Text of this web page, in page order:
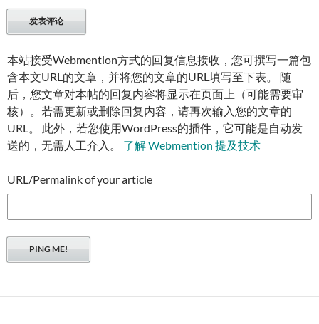
本站接受Webmention方式的回复信息接收，您可撰写一篇包
含本文URL的文章，并将您的文章的URL填写至下表。 随
后，您文章对本帖的回复内容将显示在页面上（可能需要审
核）。若需更新或删除回复内容，请再次输入您的文章的
URL。 此外，若您使用WordPress的插件，它可能是自动发
送的，无需人工介入。 了解 Webmention 提及技术
URL/Permalink of your article